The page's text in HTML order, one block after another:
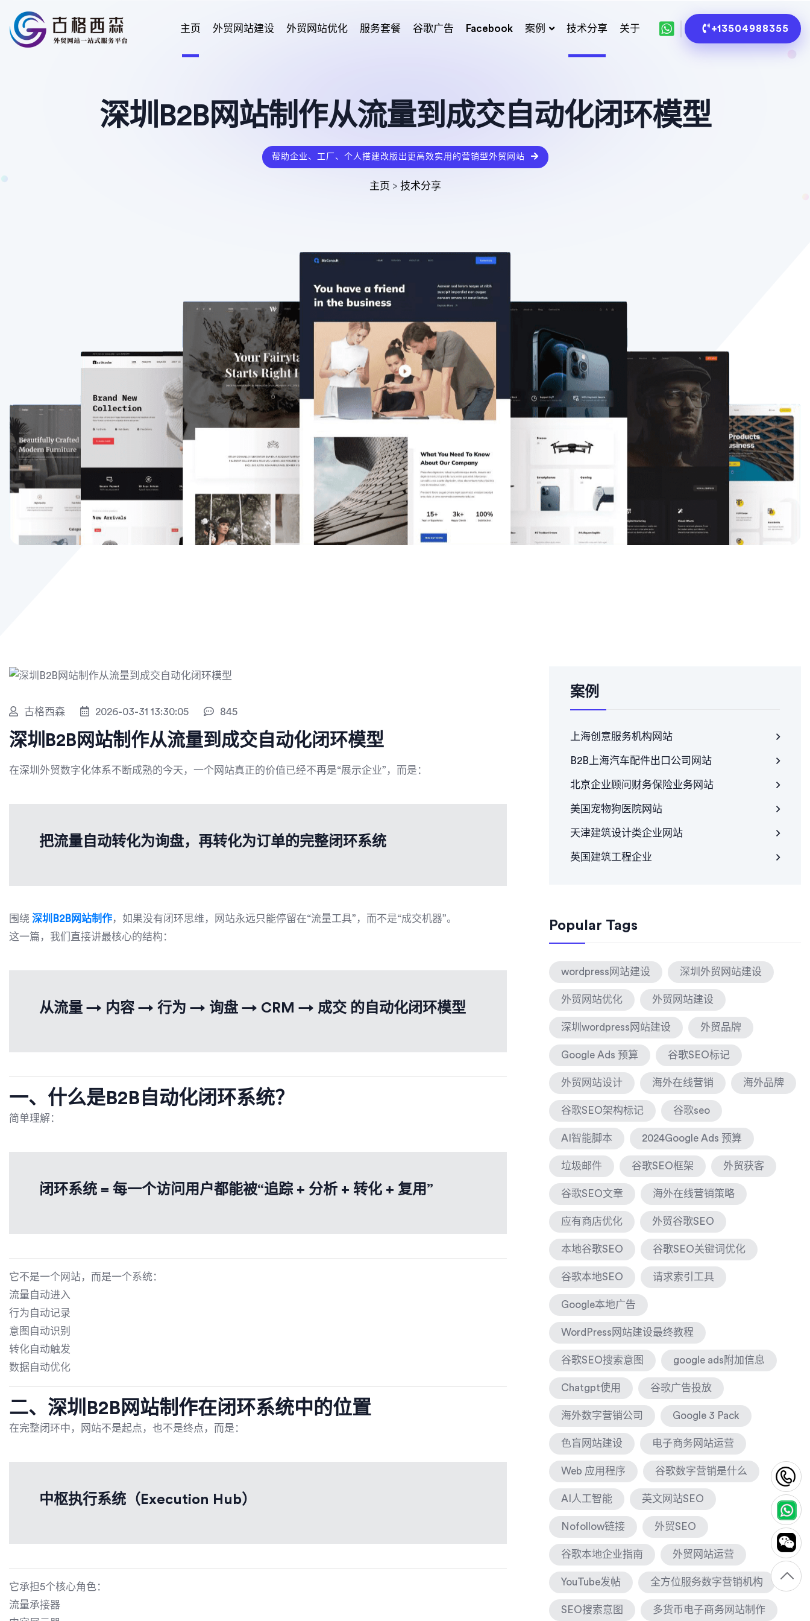
主页 外贸网站建设 外贸网站优化 服务套餐 谷歌广告 Facebook 案例 技术分享 关于 +13504988355
深圳B2B网站制作从流量到成交自动化闭环模型
帮助企业、工厂、个人搭建改版出更高效实用的营销型外贸网站
主页 > 技术分享
古格西森 2026-03-31 13:30:05 845
深圳B2B网站制作从流量到成交自动化闭环模型
在深圳外贸数字化体系不断成熟的今天，一个网站真正的价值已经不再是“展示企业”，而是：
把流量自动转化为询盘，再转化为订单的完整闭环系统
围绕 深圳B2B网站制作，如果没有闭环思维，网站永远只能停留在“流量工具”，而不是“成交机器”。
这一篇，我们直接讲最核心的结构：
从流量 → 内容 → 行为 → 询盘 → CRM → 成交 的自动化闭环模型
一、什么是B2B自动化闭环系统？
简单理解：
闭环系统 = 每一个访问用户都能被“追踪 + 分析 + 转化 + 复用”
它不是一个网站，而是一个系统：
流量自动进入
行为自动记录
意图自动识别
转化自动触发
数据自动优化
二、 深圳B2B网站制作在闭环系统中的位置
在完整闭环中，网站不是起点，也不是终点，而是：
中枢执行系统（Execution Hub）
它承担5个核心角色：
流量承接器
案例
上海创意服务机构网站
B2B上海汽车配件出口公司网站
北京企业顾问财务保险业务网站
美国宠物狗医院网站
天津建筑设计类企业网站
英国建筑工程企业
Popular Tags
wordpress网站建设 深圳外贸网站建设
外贸网站优化 外贸网站建设
深圳wordpress网站建设 外贸品牌
Google Ads 预算 谷歌SEO标记
外贸网站设计 海外在线营销 海外品牌
谷歌SEO架构标记 谷歌seo
AI智能脚本 2024Google Ads 预算
垃圾邮件 谷歌SEO框架 外贸获客
谷歌SEO文章 海外在线营销策略
应有商店优化 外贸谷歌SEO
本地谷歌SEO 谷歌SEO关键词优化
谷歌本地SEO 请求索引工具
Google本地广告
WordPress网站建设最终教程
谷歌SEO搜索意图 google ads附加信息
Chatgpt使用 谷歌广告投放
海外数字营销公司 Google 3 Pack
色盲网站建设 电子商务网站运营
Web 应用程序 谷歌数字营销是什么
AI人工智能 英文网站SEO
Nofollow链接 外贸SEO
谷歌本地企业指南 外贸网站运营
YouTube发帖 全方位服务数字营销机构
SEO搜索意图 多货币电子商务网站制作